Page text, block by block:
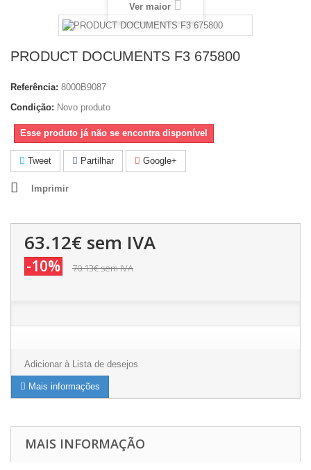
Ver maior
PRODUCT DOCUMENTS F3 675800
Referência: 8000B9087
Condição: Novo produto
Esse produto já não se encontra disponível
Tweet Partilhar Google+
Imprimir
63.12€ sem IVA
-10% 70.13€sem IVA
Adicionar à Lista de desejos
Mais informações
MAIS INFORMAÇÃO